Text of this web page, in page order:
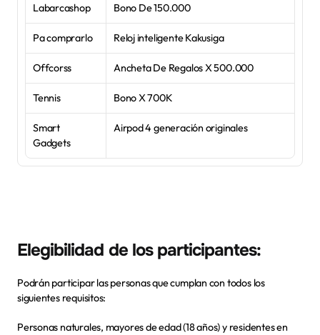
Labarcashop Bono De 150.000
Pa comprarlo Reloj inteligente Kakusiga
Offcorss Ancheta De Regalos X 500.000
Tennis Bono X 700K
Smart
Gadgets
Airpod 4 generación originales
Elegibilidad de los participantes:
Podrán participar las personas que cumplan con todos los
siguientes requisitos:
Personas naturales, mayores de edad (18 años) y residentes en